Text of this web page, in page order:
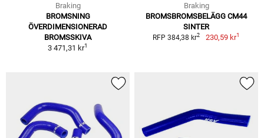
Braking
BROMSNING
ÖVERDIMENSIONERAD
BROMSSKIVA
3 471,31 kr1
Braking
BROMSBROMSBELÄGG CM44
SINTER
RFP 384,38 kr2 230,59 kr1